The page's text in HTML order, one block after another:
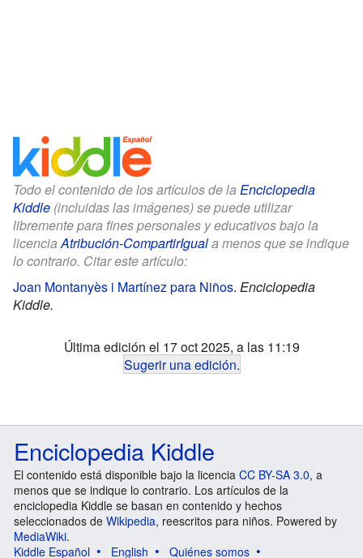
Todo el contenido de los artículos de la Enciclopedia
Kiddle (incluidas las imágenes) se puede utilizar
libremente para fines personales y educativos bajo la
licenciaAtribución-CompartirIguala menos que se indique
lo contrario. Citar este artículo:
Joan Montanyès i Martínez para Niños. Enciclopedia
Kiddle.
Última edición el 17 oct 2025, a las 11:19
Sugerir una edición.
Enciclopedia Kiddle
El contenido está disponible bajo la licencia CC BY-SA 3.0, a
menos que se indique lo contrario. Los artículos de la
enciclopedia Kiddle se basan en contenido y hechos
seleccionados de Wikipedia, reescritos para niños. Powered by
MediaWiki.
Kiddle Español
English Quiénes somos